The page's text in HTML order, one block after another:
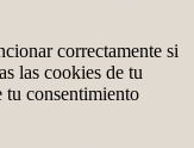
correctamente si
las cookies de tu
tu consentimiento